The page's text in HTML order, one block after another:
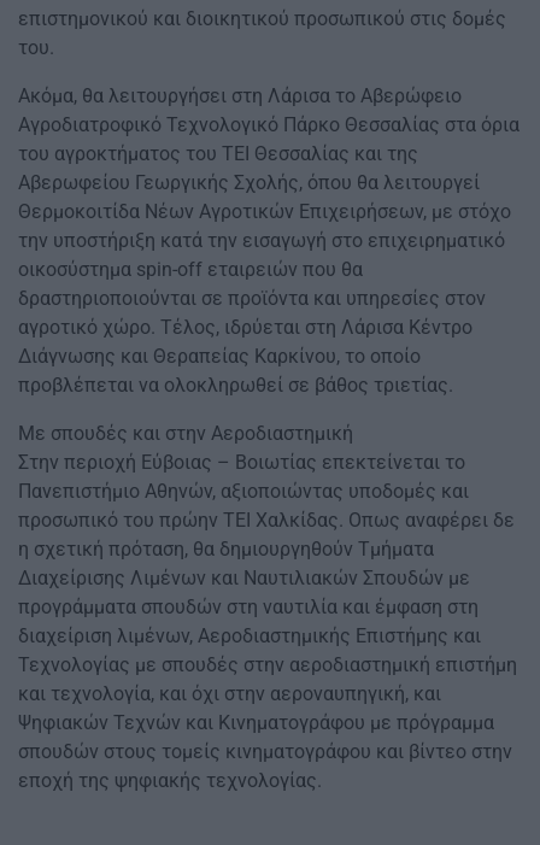
επιστημονικού και διοικητικού προσωπικού στις δομές
του.
Ακόμα, θα λειτουργήσει στη Λάρισα το Αβερώφειο
Αγροδιατροφικό Τεχνολογικό Πάρκο Θεσσαλίας στα όρια
του αγροκτήματος του ΤΕΙ Θεσσαλίας και της
Αβερωφείου Γεωργικής Σχολής, όπου θα λειτουργεί
Θερμοκοιτίδα Νέων Αγροτικών Επιχειρήσεων, με στόχο
την υποστήριξη κατά την εισαγωγή στο επιχειρηματικό
οικοσύστημα spin-off εταιρειών που θα
δραστηριοποιούνται σε προϊόντα και υπηρεσίες στον
αγροτικό χώρο. Τέλος, ιδρύεται στη Λάρισα Κέντρο
Διάγνωσης και Θεραπείας Καρκίνου, το οποίο
προβλέπεται να ολοκληρωθεί σε βάθος τριετίας.
Με σπουδές και στην Αεροδιαστημική
Στην περιοχή Εύβοιας – Βοιωτίας επεκτείνεται το
Πανεπιστήμιο Αθηνών, αξιοποιώντας υποδομές και
προσωπικό του πρώην ΤΕΙ Χαλκίδας. Οπως αναφέρει δε
η σχετική πρόταση, θα δημιουργηθούν Τμήματα
Διαχείρισης Λιμένων και Ναυτιλιακών Σπουδών με
προγράμματα σπουδών στη ναυτιλία και έμφαση στη
διαχείριση λιμένων, Αεροδιαστημικής Επιστήμης και
Τεχνολογίας με σπουδές στην αεροδιαστημική επιστήμη
και τεχνολογία, και όχι στην αεροναυπηγική, και
Ψηφιακών Τεχνών και Κινηματογράφου με πρόγραμμα
σπουδών στους τομείς κινηματογράφου και βίντεο στην
εποχή της ψηφιακής τεχνολογίας.